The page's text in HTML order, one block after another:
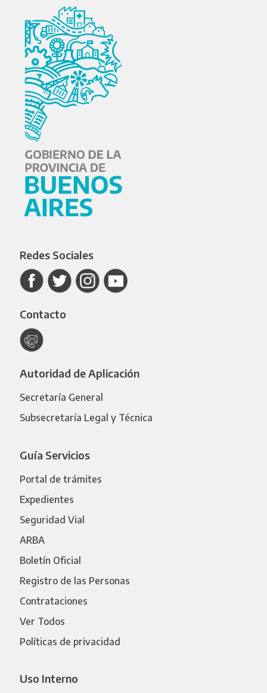
Redes Sociales
Contacto
Autoridad de Aplicación
Secretaría General
Subsecretaría Legal y Técnica
Guía Servicios
Portal de trámites
Expedientes
Seguridad Vial
ARBA
Boletín Oficial
Registro de las Personas
Contrataciones
Ver Todos
Políticas de privacidad
Uso Interno